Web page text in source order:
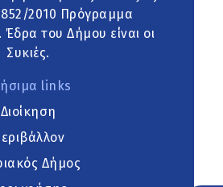
2010 Πρόγραμμα
του Δήμου είναι οι
Συκιές.
links
Διοίκηση
Δήμος